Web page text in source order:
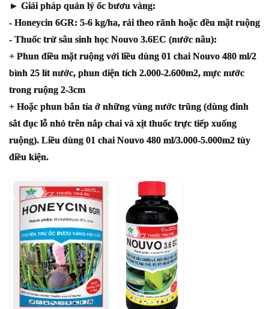
► Giải pháp quản lý ốc bươu vàng:
- Honeycin 6GR: 5-6 kg/ha, rải theo rãnh hoặc đều mặt ruộng
- Thuốc trừ sâu sinh học Nouvo 3.6EC (nước nâu):
+ Phun điều mặt ruộng với liều dùng 01 chai Nouvo 480 ml/2
bình 25 lít nước, phun diện tích 2.000-2.600m2, mực nước
trong ruộng 2-3cm
+ Hoặc phun bắn tỉa ở những vùng nước trũng (dùng đinh
sắt đục lỗ nhỏ trên nắp chai và xịt thuốc trực tiếp xuống
ruộng). Liều dùng 01 chai Nouvo 480 ml/3.000-5.000m2 tùy
điều kiện.